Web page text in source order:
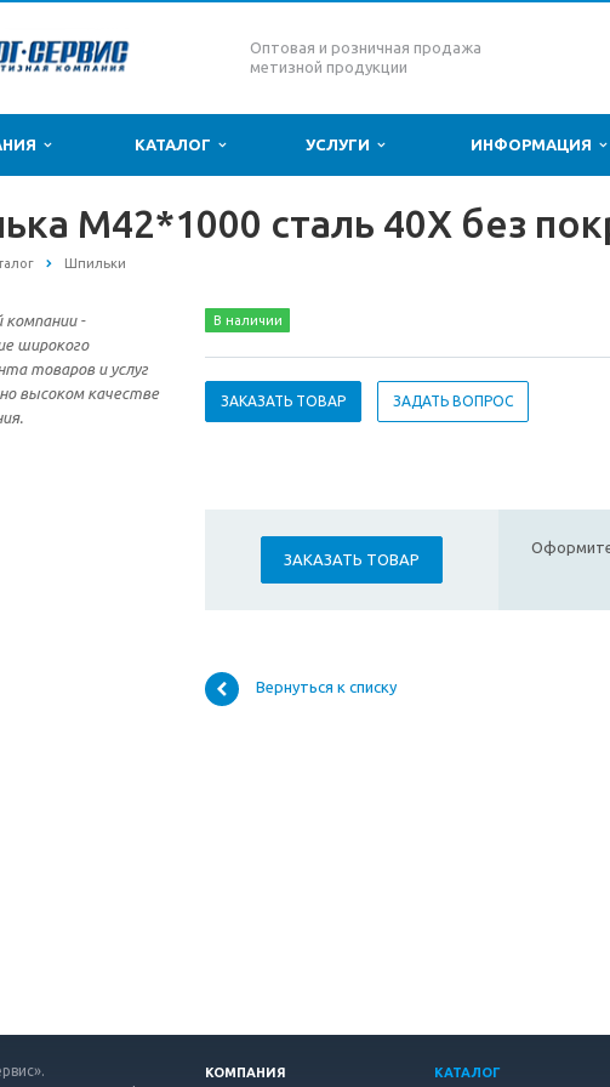
Оптовая и розничная продажа
метизной продукции
КАТАЛОГ УСЛУГИ ИНФОРМАЦИЯ
М42*1000 сталь 40Х без
Шпильки
компании -
широкого
товаров и услуг
высоком качестве
В наличии
ЗАКАЗАТЬ ТОВАР ЗАДАТЬ ВОПРОС
ЗАКАЗАТЬ ТОВАР
Оформите
Вернуться к списку
КОМПАНИЯ КАТАЛОГ